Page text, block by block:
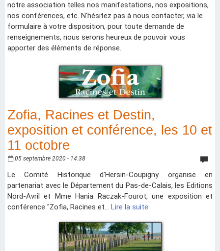
notre association telles nos manifestations, nos expositions,
nos conférences, etc. N'hésitez pas à nous contacter, via le
formulaire à votre disposition, pour toute demande de
renseignements, nous serons heureux de pouvoir vous
apporter des éléments de réponse.
Zofia, Racines et Destin,
exposition et conférence, les 10 et
11 octobre
05 septembre 2020 - 14:38
Le Comité Historique d'Hersin-Coupigny organise en
partenariat avec le Département du Pas-de-Calais, les Editions
Nord-Avril et Mme Hania Raczak-Fourot, une exposition et
conférence "Zofia, Racines et... Lire la suite